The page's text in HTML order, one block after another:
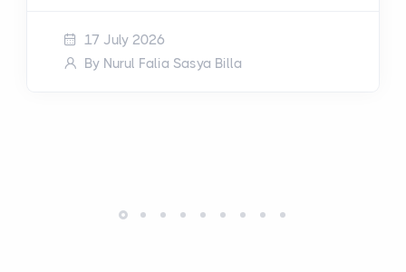
17 July 2026
By Nurul Falia Sasya Billa